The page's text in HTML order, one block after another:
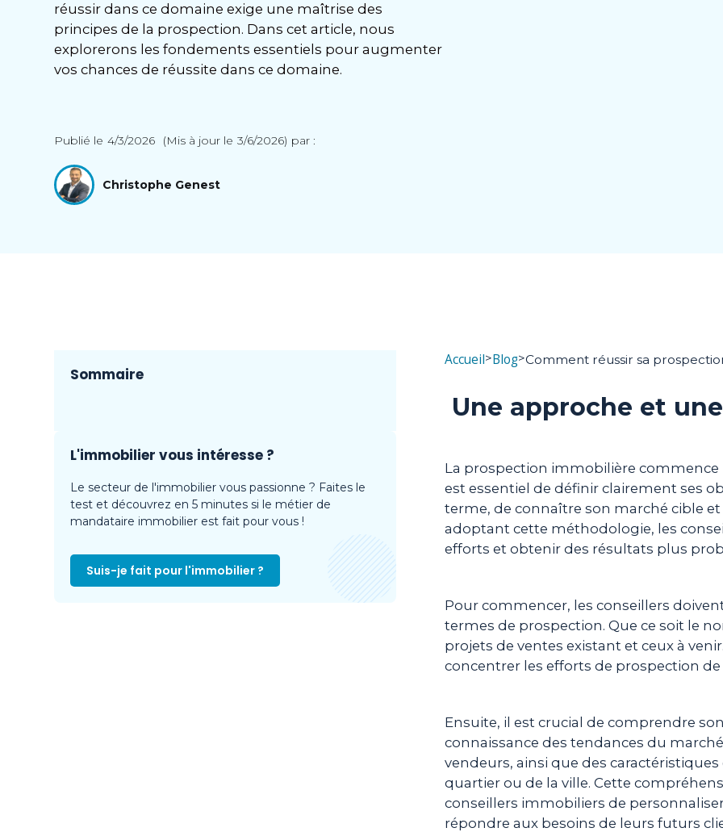
réussir dans ce domaine exige une maîtrise des
principes de la prospection. Dans cet article, nous
explorerons les fondements essentiels pour augmenter
vos chances de réussite dans ce domaine.
Publié le 4/3/2026 (Mis à jour le 3/6/2026) par :
Christophe Genest
Sommaire
L'immobilier vous intéresse ?
Le secteur de l'immobilier vous passionne ? Faites le
test et découvrez en 5 minutes si le métier de
mandataire immobilier est fait pour vous !
Suis-je fait pour l'immobilier ?
Accueil>Blog>Comment réussir sa
Une approche et
La prospection immobilière commence
est essentiel de définir clairement ses
terme, de connaître son marché cible
adoptant cette méthodologie, les
efforts et obtenir des résultats plus
Pour commencer, les conseillers
termes de prospection. Que ce soit le
projets de ventes existant et ceux à
concentrer les efforts de prospection de
Ensuite, il est crucial de comprendre
connaissance des tendances du
vendeurs, ainsi que des
quartier ou de la ville. Cette
conseillers immobiliers de
répondre aux besoins de leurs futurs